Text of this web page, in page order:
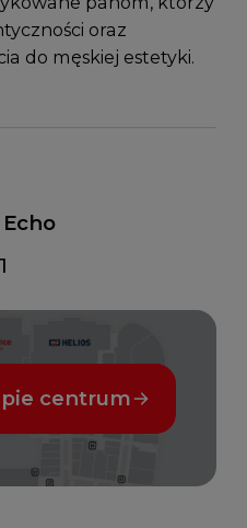
oraz
do męskiej estetyki.
centrum